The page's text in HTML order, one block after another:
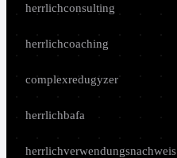
herrlichconsulting
herrlichcoaching
complexredugyzer
herrlichbafa
herrlichverwendungsnachweis